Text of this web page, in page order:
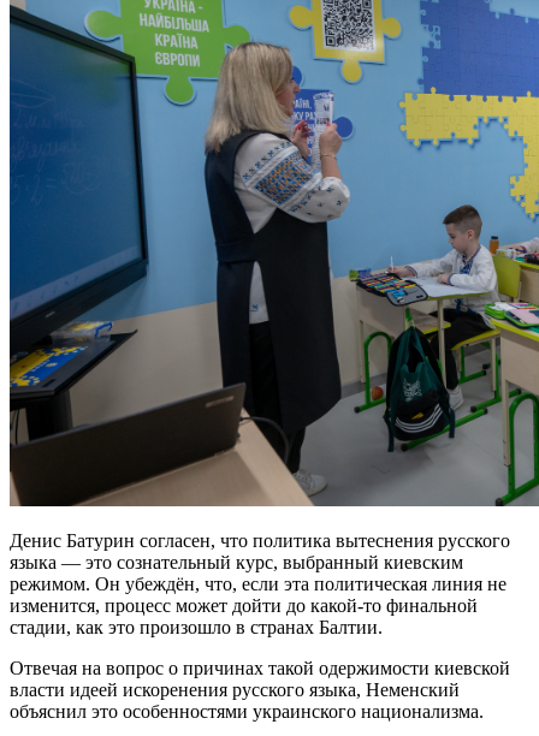
Денис Батурин согласен, что политика вытеснения русского
языка — это сознательный курс, выбранный киевским
режимом. Он убеждён, что, если эта политическая линия не
изменится, процесс может дойти до какой-то финальной
стадии, как это произошло в странах Балтии.
Отвечая на вопрос о причинах такой одержимости киевской
власти идеей искоренения русского языка, Неменский
объяснил это особенностями украинского национализма.